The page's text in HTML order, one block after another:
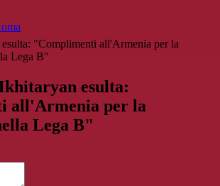
"Complimenti all'Armenia per la
Lega B"
esulta:
all'Armenia per la
Lega B"